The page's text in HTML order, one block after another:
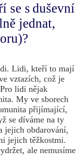
se s duševní
jednat,
Lidi, kteří to mají
vztazích, což je
lidi nějak
My ve sborech
přijímající,
se díváme na ty
jejich obdarování,
jejich těžkostmi.
ale nemusíme